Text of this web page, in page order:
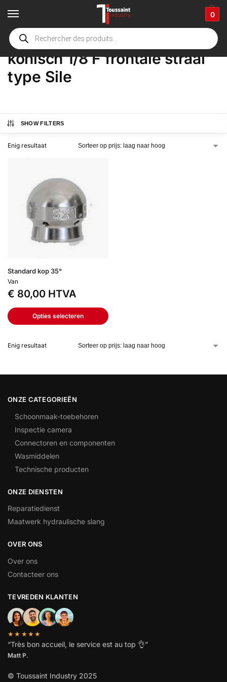
0
Home Winkel / Product Opties /
konisch 1/8 F frontale straal
type Sile
SHOW FILTERS
Enig resultaat
Standard kop 35°
Van
€ 80,00 HTVA
Opties selecteren
Enig resultaat
ONZE CATEGORIEËN
Schoonmaak-toebehoren
Inspectie camera
Connectoren en componenten
Wasmiddelen
Technische producten
ONZE DIENSTEN
Reparatiedienst
Maatwerk hydraulische slang
OVER ONS
Over ons
Contacteer ons
TEVREDEN KLANTEN
★★★★★
“Très bon accueil, le service est au top 👌”
Matt P.
© Toussaint Industry 2025